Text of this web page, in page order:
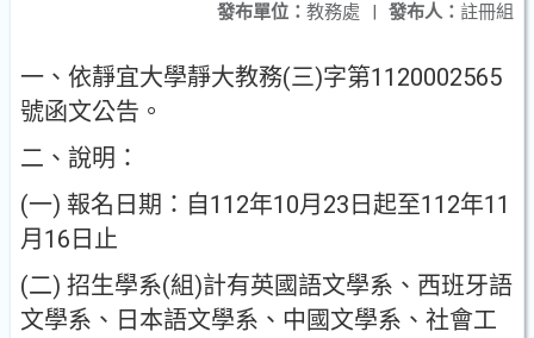
發布人： 註冊組
發布單位： 教務處 |
一、依靜宜大學靜大教務(三)字第1120002565
號函文公告。
二、說明：
(一) 報名日期：自112年10月23日起至112年11
月16日止
(二) 招生學系(組)計有英國語文學系、西班牙語
文學系、日本語文學系、中國文學系、社會工